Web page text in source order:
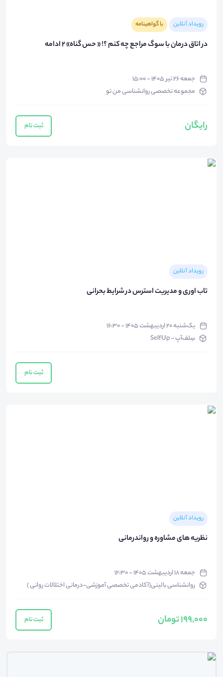
رویداد آنلاین با گواهینامه
در اتاق درمان با سوگ مراجع چه کنم ؟! « حس گناه» 2 ادامه
جمعه ۲۶ تیر ۱۴۰۵ - ۱۵:۰۰
مجموعه تخصصی روانشناسی من تو
رایگان ثبت نام
رویداد آنلاین
تاب اوری و مدیریت استرس در شرایط بحرانی
یک‌شنبه ۲۰ اردیبهشت ۱۴۰۵ - ۱۶:۳۰
سِلف‌آپ - SelfUp
ثبت نام
رویداد آنلاین
نظریه های مشاوره و رواندرمانی
جمعه ۱۸ اردیبهشت ۱۴۰۵ - ۱۲:۳۰
روانشناسی بالینی(آکادمی تخصصی آموزشی-درمانی اختلالات روانی )
199,000 تومان ثبت نام